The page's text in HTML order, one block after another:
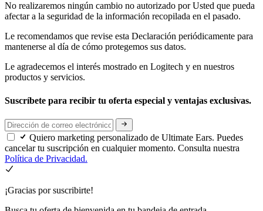
No realizaremos ningún cambio no autorizado por Usted que pueda
afectar a la seguridad de la información recopilada en el pasado.
Le recomendamos que revise esta Declaración periódicamente para
mantenerse al día de cómo protegemos sus datos.
Le agradecemos el interés mostrado en Logitech y en nuestros
productos y servicios.
Suscríbete para recibir tu oferta especial y ventajas exclusivas.
Quiero marketing personalizado de Ultimate Ears. Puedes
cancelar tu suscripción en cualquier momento. Consulta nuestra
Política de Privacidad.
¡Gracias por suscribirte!